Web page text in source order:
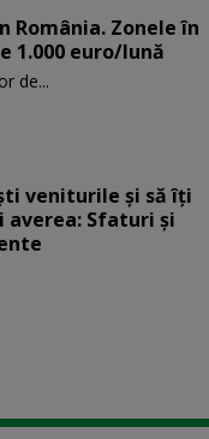
România. Zonele în
1.000 euro/lună
de...
veniturile și să îți
Sfaturi și